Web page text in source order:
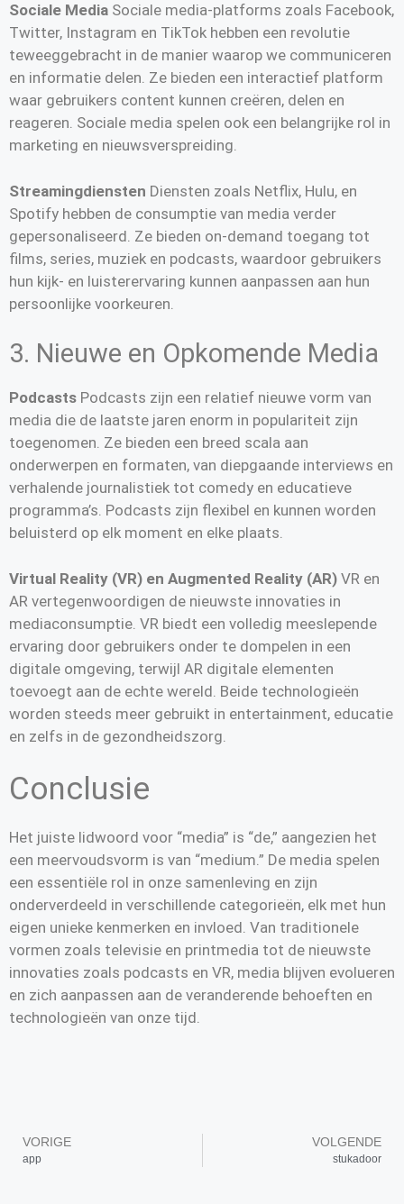
Sociale Media Sociale media-platforms zoals Facebook,
Twitter, Instagram en TikTok hebben een revolutie
teweeggebracht in de manier waarop we communiceren
en informatie delen. Ze bieden een interactief platform
waar gebruikers content kunnen creëren, delen en
reageren. Sociale media spelen ook een belangrijke rol in
marketing en nieuwsverspreiding.
Streamingdiensten Diensten zoals Netflix, Hulu, en
Spotify hebben de consumptie van media verder
gepersonaliseerd. Ze bieden on-demand toegang tot
films, series, muziek en podcasts, waardoor gebruikers
hun kijk- en luisterervaring kunnen aanpassen aan hun
persoonlijke voorkeuren.
3. Nieuwe en Opkomende Media
Podcasts Podcasts zijn een relatief nieuwe vorm van
media die de laatste jaren enorm in populariteit zijn
toegenomen. Ze bieden een breed scala aan
onderwerpen en formaten, van diepgaande interviews en
verhalende journalistiek tot comedy en educatieve
programma’s. Podcasts zijn flexibel en kunnen worden
beluisterd op elk moment en elke plaats.
Virtual Reality (VR) en Augmented Reality (AR) VR en
AR vertegenwoordigen de nieuwste innovaties in
mediaconsumptie. VR biedt een volledig meeslepende
ervaring door gebruikers onder te dompelen in een
digitale omgeving, terwijl AR digitale elementen
toevoegt aan de echte wereld. Beide technologieën
worden steeds meer gebruikt in entertainment, educatie
en zelfs in de gezondheidszorg.
Conclusie
Het juiste lidwoord voor “media” is “de,” aangezien het
een meervoudsvorm is van “medium.” De media spelen
een essentiële rol in onze samenleving en zijn
onderverdeeld in verschillende categorieën, elk met hun
eigen unieke kenmerken en invloed. Van traditionele
vormen zoals televisie en printmedia tot de nieuwste
innovaties zoals podcasts en VR, media blijven evolueren
en zich aanpassen aan de veranderende behoeften en
technologieën van onze tijd.
VORIGE
app
VOLGENDE
stukadoor